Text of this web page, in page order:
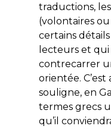
traductions,
(volontaires
certains
lecteurs et
contrecarrer
orientée.
souligne, en
termes grecs
qu’il